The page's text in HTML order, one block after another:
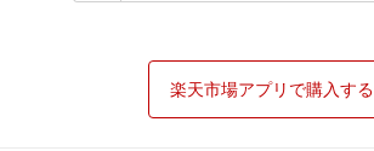
楽天市場アプリで購入する